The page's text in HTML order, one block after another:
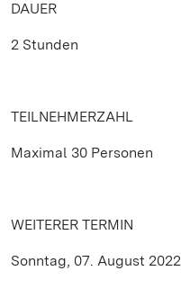
DAUER
2 Stunden
TEILNEHMERZAHL
Maximal 30 Personen
WEITERER TERMIN
Sonntag, 07. August